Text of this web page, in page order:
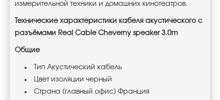
измерительной техники и домашних кинотеатров.
Технические характеристики кабеля акустического с
разъёмами Real Cable Cheverny speaker 3.0m
Общие
Тип Акустический кабель
Цвет изоляции черный
Страна (главный офис) Франция